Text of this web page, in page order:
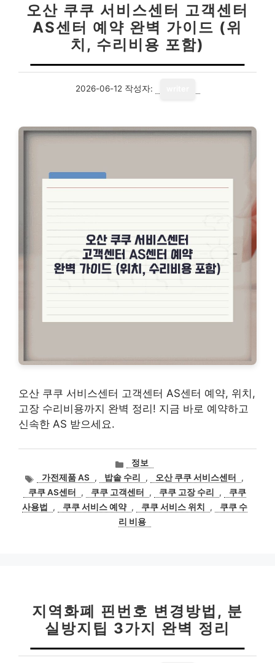
오산 쿠쿠 서비스센터 고객센터
AS센터 예약 완벽 가이드 (위
치, 수리비용 포함)
2026-06-12 작성자:
오산 쿠쿠 서비스센터 고객센터 AS센터 예약, 위치,
고장 수리비용까지 완벽 정리! 지금 바로 예약하고
신속한 AS 받으세요.
카
테
고
리
정보
태
그
가전제품 AS , 밥솥 수리 , 오산 쿠쿠 서비스센터
,
쿠쿠 AS센터
, 쿠쿠 고객센터 , 쿠쿠 고장 수리 ,
쿠쿠
사용법
, 쿠쿠 서비스 예약 , 쿠쿠 서비스 위치 ,
쿠쿠 수
리 비용
지역화폐 핀번호 변경방법, 분
실방지팁 3가지 완벽 정리